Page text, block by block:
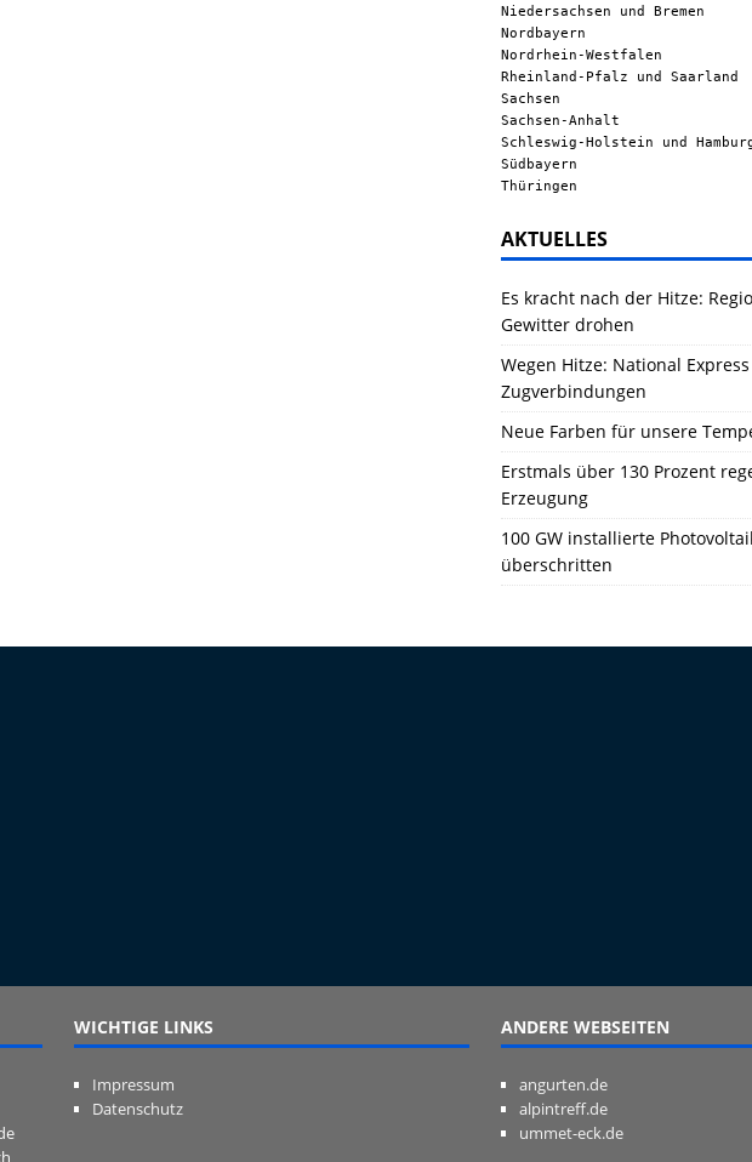
Niedersachsen und Bremen
Nordbayern
Nordrhein-Westfalen
Rheinland-Pfalz und Saarland
Sachsen
Sachsen-Anhalt
Schleswig-Holstein und
Südbayern
Thüringen
AKTUELLES
Es kracht nach der Hitze:
Gewitter drohen
Wegen Hitze: National
Zugverbindungen
Neue Farben für unsere
Erstmals über 130 Prozent
Erzeugung
100 GW installierte
überschritten
WICHTIGE LINKS
Impressum
Datenschutz
ANDERE WEBSEITEN
angurten.de
alpintreff.de
ummet-eck.de